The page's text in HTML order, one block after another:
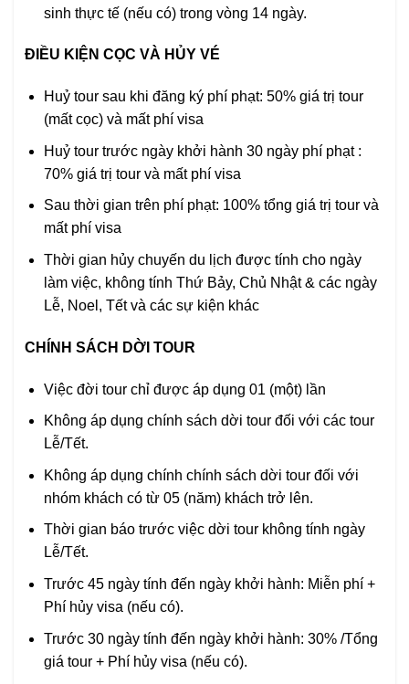
sinh thực tế (nếu có) trong vòng 14 ngày.
ĐIỀU KIỆN CỌC VÀ HỦY VÉ
Huỷ tour sau khi đăng ký phí phạt: 50% giá trị tour
(mất cọc) và mất phí visa
Huỷ tour trước ngày khởi hành 30 ngày phí phạt :
70% giá trị tour và mất phí visa
Sau thời gian trên phí phạt: 100% tổng giá trị tour và
mất phí visa
Thời gian hủy chuyến du lịch được tính cho ngày
làm việc, không tính Thứ Bảy, Chủ Nhật & các ngày
Lễ, Noel, Tết và các sự kiện khác
CHÍNH SÁCH DỜI TOUR
Việc đời tour chỉ được áp dụng 01 (một) lần
Không áp dụng chính sách dời tour đối với các tour
Lễ/Tết.
Không áp dụng chính chính sách dời tour đối với
nhóm khách có từ 05 (năm) khách trở lên.
Thời gian báo trước việc dời tour không tính ngày
Lễ/Tết.
Trước 45 ngày tính đến ngày khởi hành: Miễn phí +
Phí hủy visa (nếu có).
Trước 30 ngày tính đến ngày khởi hành: 30% /Tổng
giá tour + Phí hủy visa (nếu có).